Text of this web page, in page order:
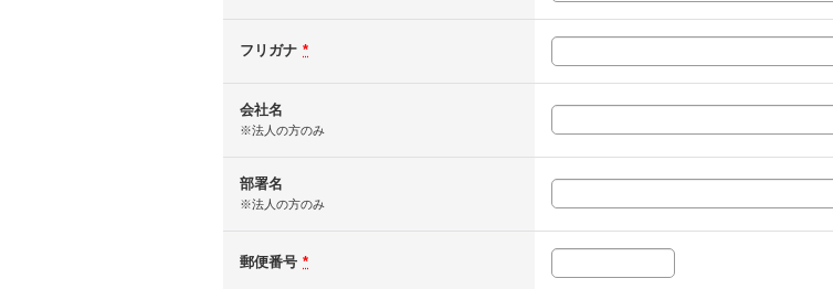
フリガナ *
会社名
※法人の方のみ
部署名
※法人の方のみ
郵便番号 *